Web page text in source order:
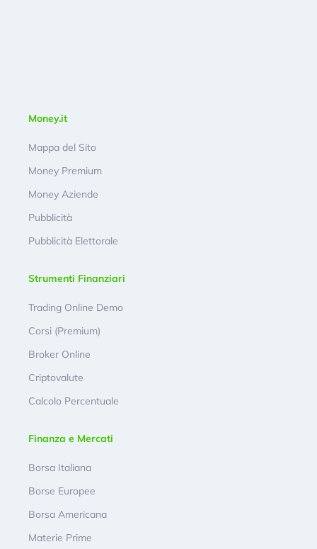
Money.it
Mappa del Sito
Money Premium
Money Aziende
Pubblicità
Pubblicità Elettorale
Strumenti Finanziari
Trading Online Demo
Corsi (Premium)
Broker Online
Criptovalute
Calcolo Percentuale
Finanza e Mercati
Borsa Italiana
Borse Europee
Borsa Americana
Materie Prime